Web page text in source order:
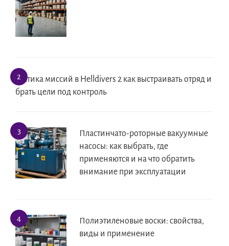
Тактика миссий в Helldivers 2 как выстраивать отряд и
брать цели под контроль
Пластинчато-роторные вакуумные
насосы: как выбрать, где
применяются и на что обратить
внимание при эксплуатации
Полиэтиленовые воски: свойства,
виды и применение